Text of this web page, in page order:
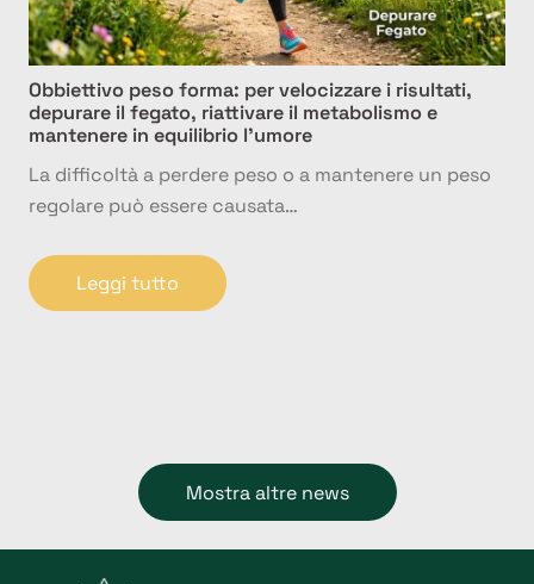
Obbiettivo peso forma: per velocizzare i risultati,
depurare il fegato, riattivare il metabolismo e
mantenere in equilibrio l’umore
La difficoltà a perdere peso o a mantenere un peso
regolare può essere causata…
Leggi tutto
Mostra altre news